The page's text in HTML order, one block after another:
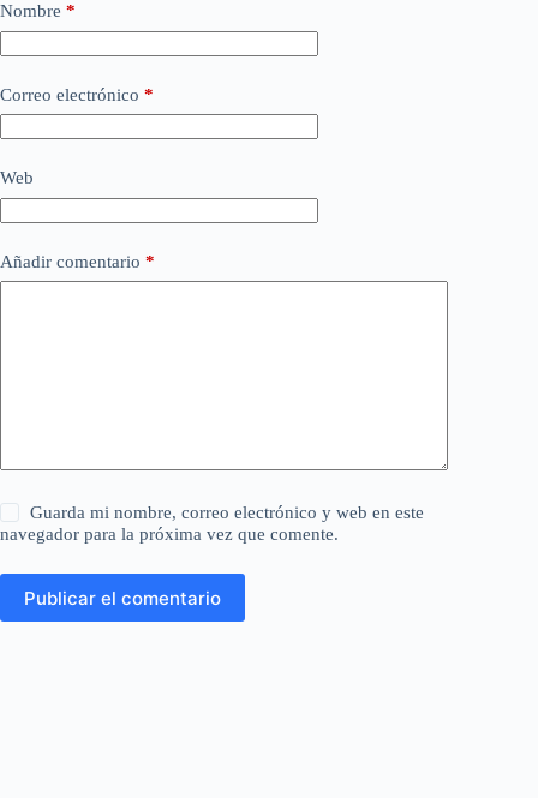
Nombre *
Correo electrónico *
Web
Añadir comentario *
Guarda mi nombre, correo electrónico y web en este
navegador para la próxima vez que comente.
Publicar el comentario